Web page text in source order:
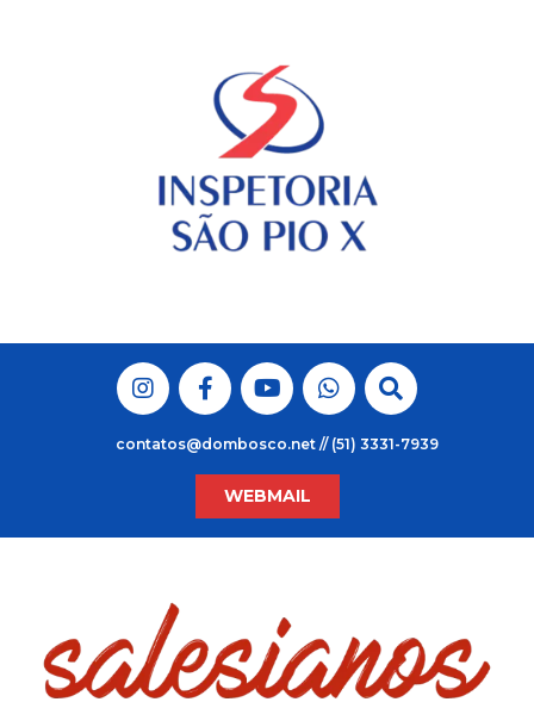
contatos@dombosco.net // (51) 3331-7939
WEBMAIL